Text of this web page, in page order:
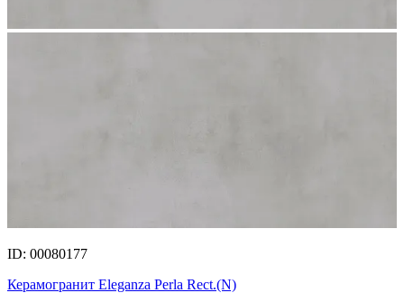
ID: 00080177
Керамогранит Eleganza Perla Rect.(N)